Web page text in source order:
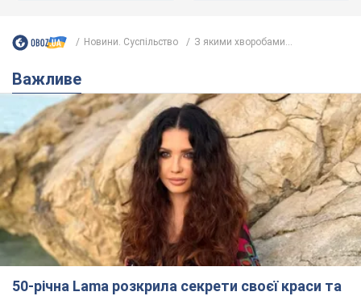
Новини. Суспільство З якими хворобами...
Важливе
50-річна Lama розкрила секрети своєї краси та